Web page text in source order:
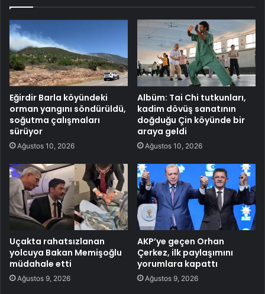
Eğirdir Barla köyündeki
orman yangını söndürüldü,
soğutma çalışmaları
sürüyor
Ağustos 10, 2026
Albüm: Tai Chi tutkunları,
kadim dövüş sanatının
doğduğu Çin köyünde bir
araya geldi
Ağustos 10, 2026
Uçakta rahatsızlanan
yolcuya Bakan Memişoğlu
müdahale etti
Ağustos 9, 2026
AKP’ye geçen Orhan
Çerkez, ilk paylaşımını
yorumlara kapattı
Ağustos 9, 2026